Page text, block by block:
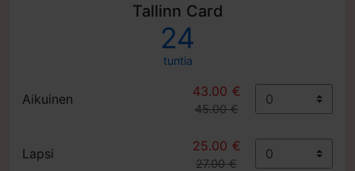
Tallinn Card
24
tuntia
Aikuinen
43.00 €
45.00 €
Lapsi
25.00 €
27.00 €